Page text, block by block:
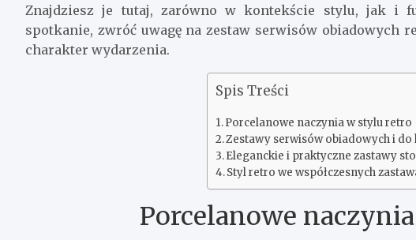
Znajdziesz je tutaj, zarówno w kontekście stylu, jak i
spotkanie, zwróć uwagę na zestaw serwisów obiadowych
charakter wydarzenia.
Spis Treści
Porcelanowe naczynia w stylu retro
Zestawy serwisów obiadowych i do
Eleganckie i praktyczne zastawy
Styl retro we współczesnych
Porcelanowe